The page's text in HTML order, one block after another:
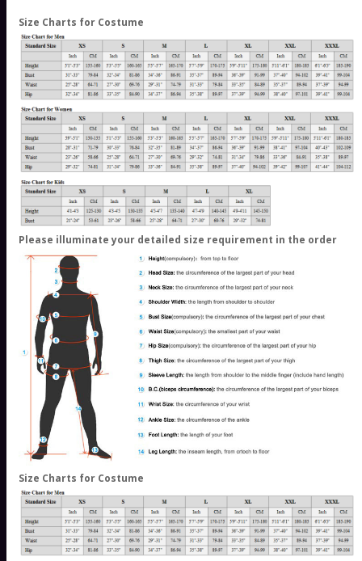
Size Charts for Costume
Please illuminate your detailed size requirement in the order
Size Charts for Costume